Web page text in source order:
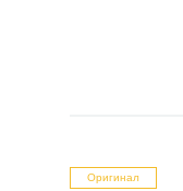
Оригинал